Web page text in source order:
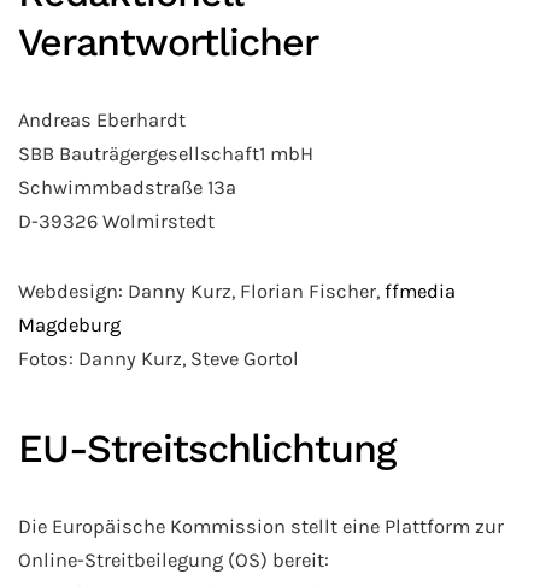
Verantwortlicher
Andreas Eberhardt
SBB Bauträgergesellschaft1 mbH
Schwimmbadstraße 13a
D-39326 Wolmirstedt
Webdesign: Danny Kurz, Florian Fischer, ffmedia
Magdeburg
Fotos: Danny Kurz, Steve Gortol
EU-Streitschlichtung
Die Europäische Kommission stellt eine Plattform zur
Online-Streitbeilegung (OS) bereit: